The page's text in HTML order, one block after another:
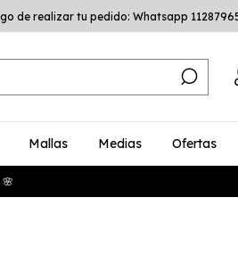
de realizar tu pedido: Whatsapp
Mallas Medias Ofertas